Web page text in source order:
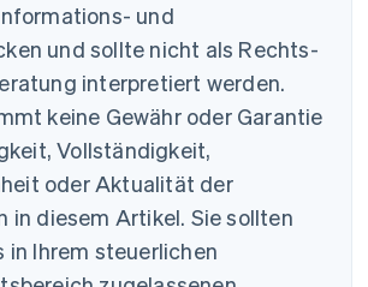
und
und sollte nicht als Rechts-
interpretiert werden.
keine Gewähr oder Garantie
Vollständigkeit,
oder Aktualität der
in diesem Artikel. Sie sollten
in Ihrem steuerlichen
Deutsch English